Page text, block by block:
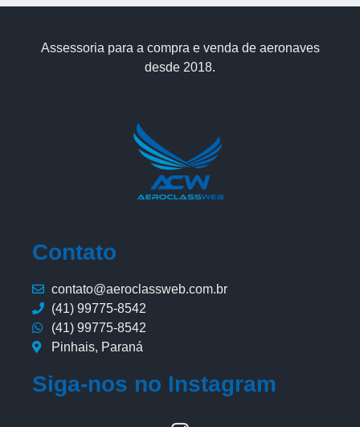
Assessoria para a compra e venda de aeronaves
desde 2018.
Contato
contato@aeroclassweb.com.br
(41) 99775-8542
(41) 99775-8542
Pinhais, Paraná
Siga-nos no Instagram